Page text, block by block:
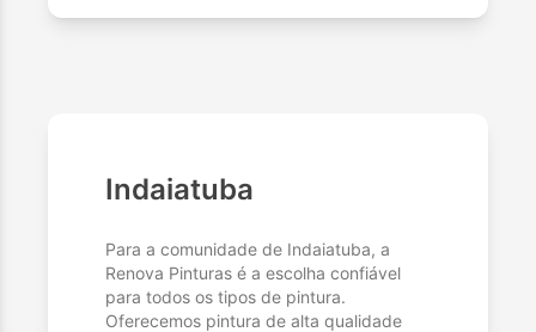
Indaiatuba
Para a comunidade de Indaiatuba, a
Renova Pinturas é a escolha confiável
para todos os tipos de pintura.
Oferecemos pintura de alta qualidade